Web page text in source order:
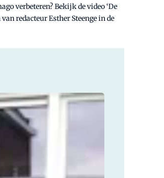
verbeteren? Bekijk de video ‘De
redacteur Esther Steenge in de